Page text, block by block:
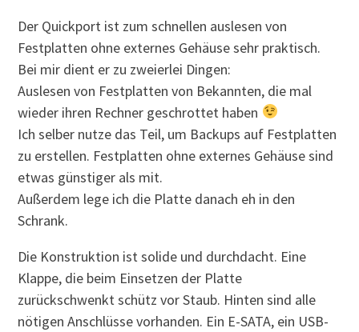
Der Quickport ist zum schnellen auslesen von
Festplatten ohne externes Gehäuse sehr praktisch.
Bei mir dient er zu zweierlei Dingen:
Auslesen von Festplatten von Bekannten, die mal
wieder ihren Rechner geschrottet haben
Ich selber nutze das Teil, um Backups auf Festplatten
zu erstellen. Festplatten ohne externes Gehäuse sind
etwas günstiger als mit.
Außerdem lege ich die Platte danach eh in den
Schrank.
Die Konstruktion ist solide und durchdacht. Eine
Klappe, die beim Einsetzen der Platte
zurückschwenkt schütz vor Staub. Hinten sind alle
nötigen Anschlüsse vorhanden. Ein E-SATA, ein USB-